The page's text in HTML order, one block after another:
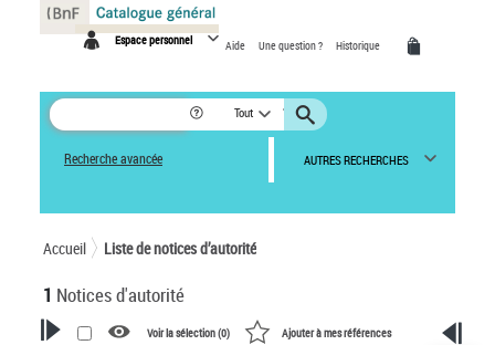
Espace personnel Aide Une question ? Historique
Tout
Recherche avancée AUTRES RECHERCHES
Accueil Liste de notices d’autorité
1 Notices d'autorité
Voir la sélection (0) Ajouter à mes références
Panneau de gestion des cookies